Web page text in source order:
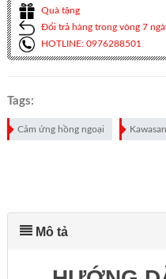
Quà tặng
Đổi trả hàng trong vòng 7
HOTLINE: 0976288501
Tags:
Cảm ứng hồng ngoại Kawasan
Mô tả